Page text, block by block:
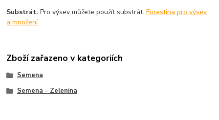
Substrát:Pro výsev můžete použít substrát:Forestina pro výsev
a množení
Zboží zařazeno v kategoriích
Semena
Semena - Zelenina